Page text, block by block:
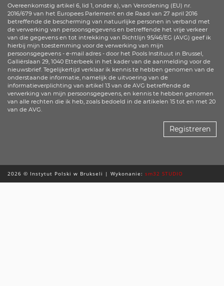
Overeenkomstig artikel 6, lid 1, onder a), van Verordening (EU) nr.
2016/679 van het Europees Parlement en de Raad van 27 april 2016
betreffende de bescherming van natuurlijke personen in verband met
de verwerking van persoonsgegevens en betreffende het vrije verkeer
van die gegevens en tot intrekking van Richtlijn 95/46/EG (AVG) geef ik
hierbij mijn toestemming voor de verwerking van mijn
persoonsgegevens - e-mail adres - door het Pools Instituut in Brussel,
Galliërslaan 29, 1040 Etterbeek in het kader van de aanmelding voor de
nieuwsbrief. Tegelijkertijd verklaar ik kennis te hebben genomen van de
onderstaande informatie, namelijk de uitvoering van de
informatieverplichting van artikel 13 van de AVG betreffende de
verwerking van mijn persoonsgegevens, en kennis te hebben genomen
van alle rechten die ik heb, zoals bedoeld in de artikelen 15 tot en met 20
van de AVG.
Registreren
2026 © Instytut Polski w Brukseli | Wykonanie: sm32 STUDIO